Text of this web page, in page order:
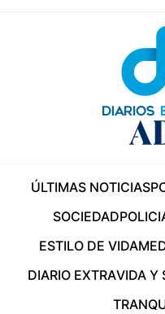
ÚLTIMAS NOTICIAS
SOCIEDAD
ESTILO DE VIDA
DIARIO EXTRAVIDA Y